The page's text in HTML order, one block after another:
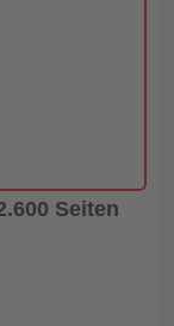
Seiten